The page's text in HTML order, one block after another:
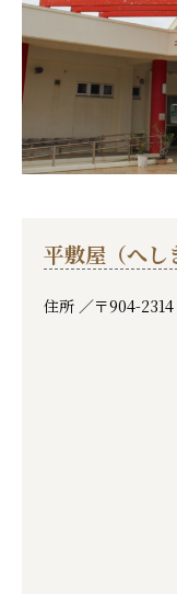
平敷屋（へし
住所 ／〒904-